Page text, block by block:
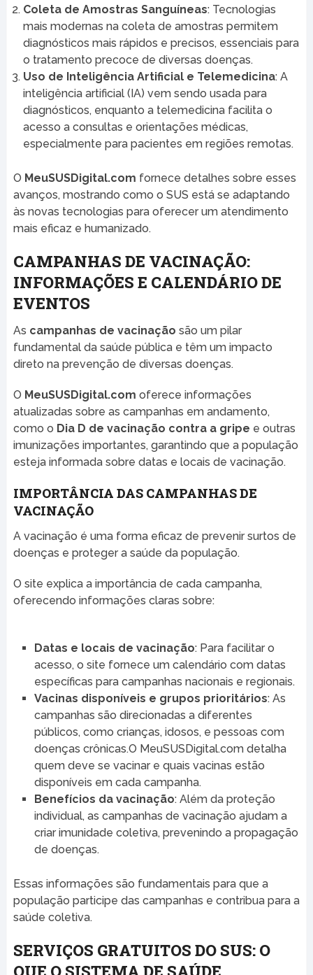
Coleta de Amostras Sanguíneas: Tecnologias
mais modernas na coleta de amostras permitem
diagnósticos mais rápidos e precisos, essenciais para
o tratamento precoce de diversas doenças.
Uso de Inteligência Artificial e Telemedicina: A
inteligência artificial (IA) vem sendo usada para
diagnósticos, enquanto a telemedicina facilita o
acesso a consultas e orientações médicas,
especialmente para pacientes em regiões remotas.
O MeuSUSDigital.com fornece detalhes sobre esses
avanços, mostrando como o SUS está se adaptando
às novas tecnologias para oferecer um atendimento
mais eficaz e humanizado.
CAMPANHAS DE VACINAÇÃO:
INFORMAÇÕES E CALENDÁRIO DE
EVENTOS
As campanhas de vacinação são um pilar
fundamental da saúde pública e têm um impacto
direto na prevenção de diversas doenças.
O MeuSUSDigital.com oferece informações
atualizadas sobre as campanhas em andamento,
como o Dia D de vacinação contra a gripe e outras
imunizações importantes, garantindo que a população
esteja informada sobre datas e locais de vacinação.
IMPORTÂNCIA DAS CAMPANHAS DE
VACINAÇÃO
A vacinação é uma forma eficaz de prevenir surtos de
doenças e proteger a saúde da população.
O site explica a importância de cada campanha,
oferecendo informações claras sobre:
Datas e locais de vacinação: Para facilitar o
acesso, o site fornece um calendário com datas
específicas para campanhas nacionais e regionais.
Vacinas disponíveis e grupos prioritários: As
campanhas são direcionadas a diferentes
públicos, como crianças, idosos, e pessoas com
doenças crônicas.O MeuSUSDigital.com detalha
quem deve se vacinar e quais vacinas estão
disponíveis em cada campanha.
Benefícios da vacinação: Além da proteção
individual, as campanhas de vacinação ajudam a
criar imunidade coletiva, prevenindo a propagação
de doenças.
Essas informações são fundamentais para que a
população participe das campanhas e contribua para a
saúde coletiva.
SERVIÇOS GRATUITOS DO SUS: O